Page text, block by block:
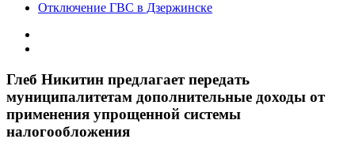
Отключение ГВС в Дзержинске
Глеб Никитин предлагает передать
муниципалитетам дополнительные доходы от
применения упрощенной системы
налогообложения